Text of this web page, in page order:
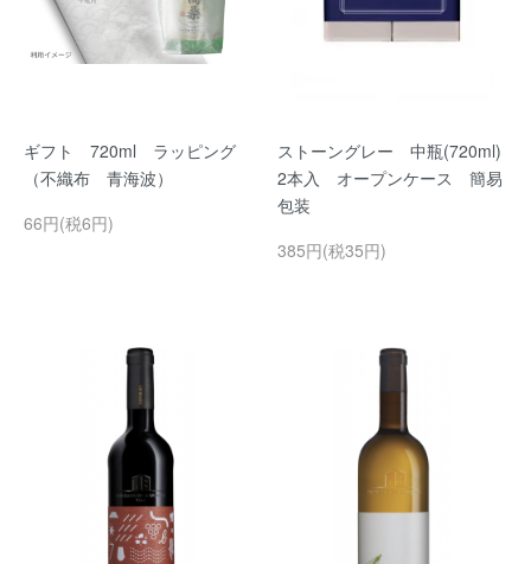
ギフト 720ml ラッピング
（不織布 青海波）
66円(税6円)
ストーングレー 中瓶(720ml)
2本入 オープンケース 簡易
包装
385円(税35円)